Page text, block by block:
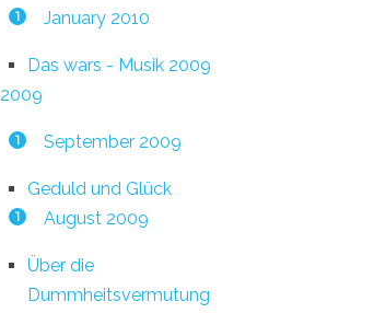
1 January 2010
Das wars - Musik 2009
2009
1 September 2009
Geduld und Glück
1 August 2009
Über die
Dummheitsvermutung